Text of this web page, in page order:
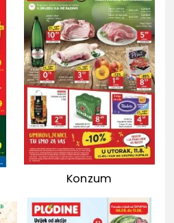
Konzum